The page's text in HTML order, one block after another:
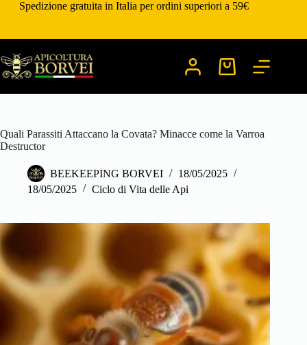
SaltaSpedizione gratuita in Italia per ordini superiori a 59€
Carrello
Quali Parassiti Attaccano la Covata? Minacce come la Varroa
Destructor
BEEKEEPING BORVEI
18/05/2025
18/05/2025
Ciclo di Vita delle Api